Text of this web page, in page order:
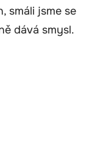
smáli jsme se
dává smysl.